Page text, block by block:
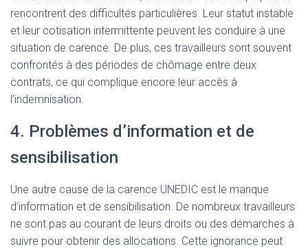
rencontrent des difficultés particulières. Leur statut instable
et leur cotisation intermittente peuvent les conduire à une
situation de carence. De plus, ces travailleurs sont souvent
confrontés à des périodes de chômage entre deux
contrats, ce qui complique encore leur accès à
l’indemnisation.
4. Problèmes d’information et de
sensibilisation
Une autre cause de la carence UNEDIC est le manque
d’information et de sensibilisation. De nombreux travailleurs
ne sont pas au courant de leurs droits ou des démarches à
suivre pour obtenir des allocations. Cette ignorance peut